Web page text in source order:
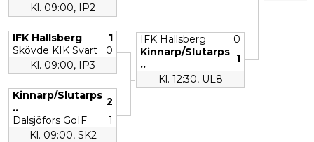
Kl. 09:00, IP2
IFK Hallsberg
1
Skövde KIK Svart
0
Kl. 09:00, IP3
Kinnarp/Slutarps
..
2
Dalsjöfors GoIF
1
Kl. 09:00, SK2
IFK Hallsberg
0
Kinnarp/Slutarps
..
1
Kl. 12:30, UL8